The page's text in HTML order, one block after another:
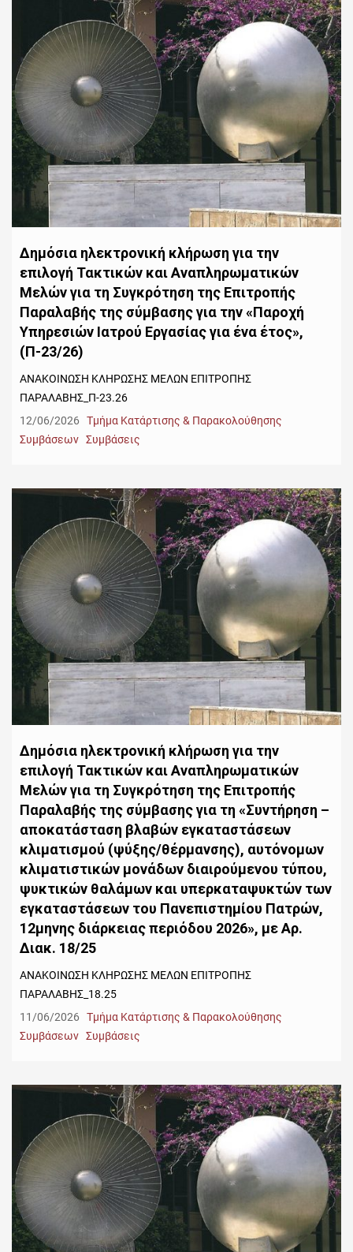
Δημόσια ηλεκτρονική κλήρωση για την
επιλογή Τακτικών και Αναπληρωματικών
Mελών για τη Συγκρότηση της Επιτροπής
Παραλαβής της σύμβασης για την «Παροχή
Υπηρεσιών Ιατρού Εργασίας για ένα έτος»,
(Π-23/26)
ΑΝΑΚΟΙΝΩΣΗ ΚΛΗΡΩΣΗΣ ΜΕΛΩΝ ΕΠΙΤΡΟΠΗΣ
ΠΑΡΑΛΑΒΗΣ_Π-23.26
12/06/2026
Τμήμα Κατάρτισης & Παρακολούθησης
Συμβάσεων Συμβάσεις
Δημόσια ηλεκτρονική κλήρωση για την
επιλογή Τακτικών και Αναπληρωματικών
Mελών για τη Συγκρότηση της Επιτροπής
Παραλαβής της σύμβασης για τη «Συντήρηση –
αποκατάσταση βλαβών εγκαταστάσεων
κλιματισμού (ψύξης/θέρμανσης), αυτόνομων
κλιματιστικών μονάδων διαιρούμενου τύπου,
ψυκτικών θαλάμων και υπερκαταψυκτών των
εγκαταστάσεων του Πανεπιστημίου Πατρών,
12μηνης διάρκειας περιόδου 2026», με Αρ.
Διακ. 18/25
ΑΝΑΚΟΙΝΩΣΗ ΚΛΗΡΩΣΗΣ ΜΕΛΩΝ ΕΠΙΤΡΟΠΗΣ
ΠΑΡΑΛΑΒΗΣ_18.25
11/06/2026
Τμήμα Κατάρτισης & Παρακολούθησης
Συμβάσεων Συμβάσεις